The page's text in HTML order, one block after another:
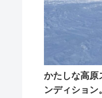
かたしな高原
ンディション